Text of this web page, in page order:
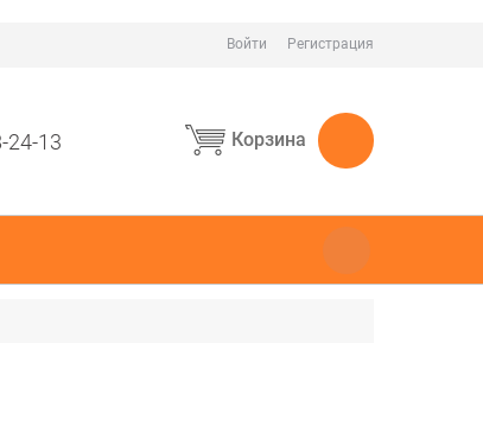
Войти Регистрация
24-13 Корзина